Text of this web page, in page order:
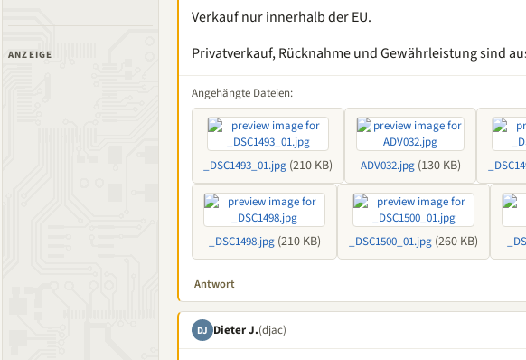
ANZEIGE
Verkauf nur innerhalb der EU.
Privatverkauf, Rücknahme und Gewährleistung sind
Angehängte Dateien:
_DSC1493_01.jpg (210 KB) ADV032.jpg(130 KB)
_DSC1498.jpg(210 KB) _DSC1500_01.jpg (260 KB)
Antwort
DJ Dieter J.(djac)